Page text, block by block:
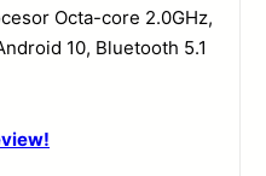
Octa-core 2.0GHz,
10, Bluetooth 5.1